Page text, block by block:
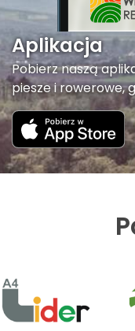
Aplikacja
Pobierz naszą
piesze i rowerowe,